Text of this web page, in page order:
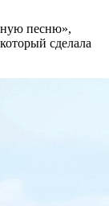
песню»,
сделала